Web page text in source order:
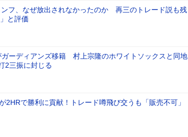
ンフ、なぜ放出されなかったのか 再三のトレード説も残
と評価
ガーディアンズ移籍 村上宗隆のホワイトソックスと同地
2三振に封じる
2HRで勝利に貢献！トレード噂飛び交うも「販売不可」